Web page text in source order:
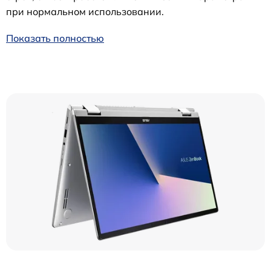
при нормальном использовании.
Показать полностью